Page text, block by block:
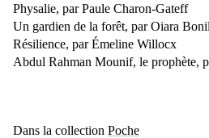
Physalie, par Paule Charon-Gateff
Un gardien de la forêt, par Oiara
Résilience, par Émeline Willocx
Abdul Rahman Mounif, le prophète,
Dans la collection Poche